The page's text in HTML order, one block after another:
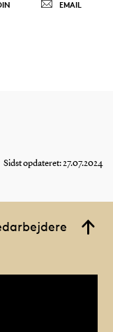
EMAIL
Sidst opdateret: 27.07.2024